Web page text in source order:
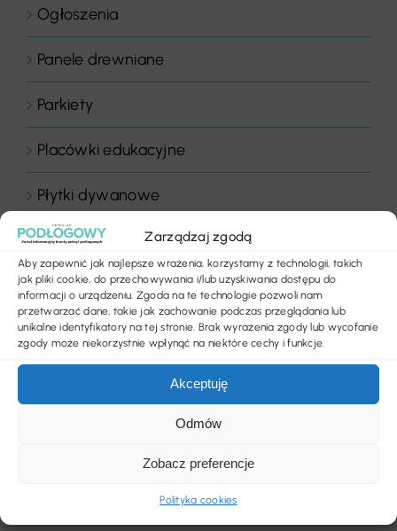
Zarządzaj zgodą
Aby zapewnić jak najlepsze wrażenia, korzystamy z technologii, takich
jak pliki cookie, do przechowywania i/lub uzyskiwania dostępu do
informacji o urządzeniu. Zgoda na te technologie pozwoli nam
przetwarzać dane, takie jak zachowanie podczas przeglądania lub
unikalne identyfikatory na tej stronie. Brak wyrażenia zgody lub wycofanie
zgody może niekorzystnie wpłynąć na niektóre cechy i funkcje.
Akceptuję
Odmów
Zobacz preferencje
Polityka cookies
Ogłoszenia
Panele drewniane
Parkiety
Placówki edukacyjne
Płytki dywanowe
Płyty
Podłogi
Podłogi domowe
Podłogi obiektowe